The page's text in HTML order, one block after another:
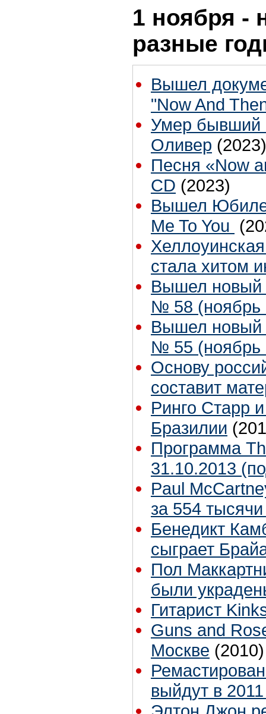
1 ноября -
разные
Вышел
"Now And
Умер бывший
Оливер (2023)
Песня «Now
CD (2023)
Вышел
Me To You
стала хитом
Вышел новый
№ 58 (ноябрь
Вышел новый
№ 55 (ноябрь
Основу
составит
Ринго Старр
Бразилии
Программа
31.10.2013
Paul
за 554
Бенедикт
сыграет
Пол
были
Гитарист
Guns and
Москве (2010)
выйдут в 2011